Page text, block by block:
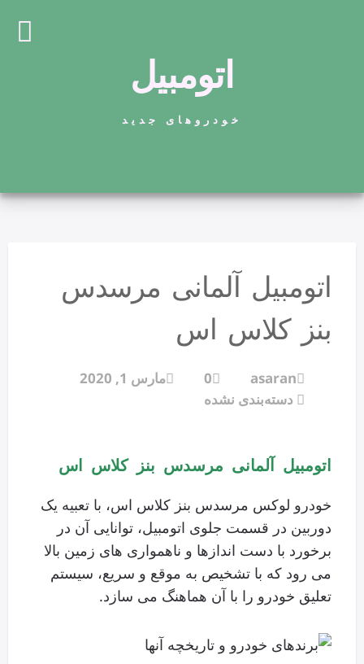
اتومبیل
خودروهای جدید
اتومبیل آلمانی مرسدس
بنز کلاس اس
asaran
0
مارس 1, 2020
دسته‌بندی نشده
اتومبیل آلمانی مرسدس بنز کلاس اس
خودرو لوکس مرسدس بنز کلاس اس، با تعبیه یک
دوربین در قسمت جلوی اتومبیل، توانایی آن در
برخورد با دست اندازها و ناهمواری های زمین بالا
می رود که با تشخیص به موقع و سریع، سیستم
تعلیق خودرو را با آن هماهنگ می سازد.